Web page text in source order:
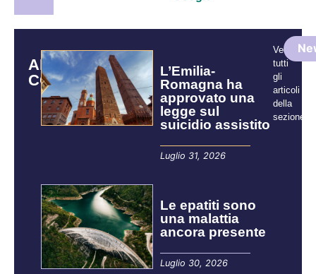
ARTICOLI
CORRELATI
L’Emilia-
Romagna ha
approvato una
legge sul
suicidio assistito
Luglio 31, 2026
Le epatiti sono
una malattia
ancora presente
Luglio 30, 2026
Vedi
tutti
gli
articoli
della
sezione: